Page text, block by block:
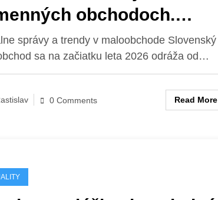
obchodoch.
tržby druhý
po sebe skutočne
správy a trendy v maloobchode Slovenský
sa na začiatku leta 2026 odráža od…
0 Comments Read More